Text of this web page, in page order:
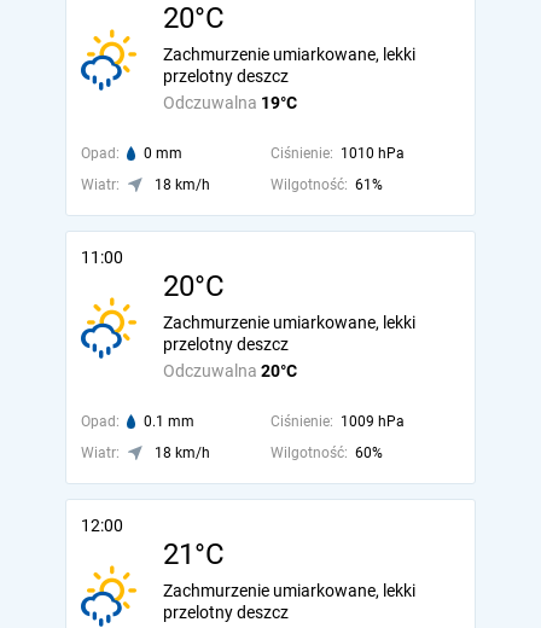
20°C
Odczuwalna 19°C
Zachmurzenie umiarkowane, lekki
przelotny deszcz
Opad: 0 mm Ciśnienie: 1010 hPa
Wiatr:
18 km/h Wilgotność: 61%
11:00
20°C
Odczuwalna 20°C
Zachmurzenie umiarkowane, lekki
przelotny deszcz
Opad: 0.1 mm Ciśnienie: 1009 hPa
Wiatr:
18 km/h Wilgotność: 60%
12:00
21°C
Zachmurzenie umiarkowane, lekki
przelotny deszcz